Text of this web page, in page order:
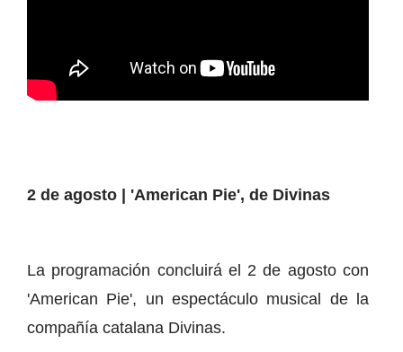
2 de agosto | 'American Pie', de Divinas
La programación concluirá el 2 de agosto con
'American Pie', un espectáculo musical de la
compañía catalana Divinas.